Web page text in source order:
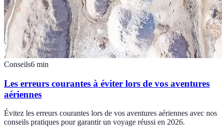
Conseils6 min
Les erreurs courantes à éviter lors de vos aventures
aériennes
Évitez les erreurs courantes lors de vos aventures aériennes avec nos
conseils pratiques pour garantir un voyage réussi en 2026.